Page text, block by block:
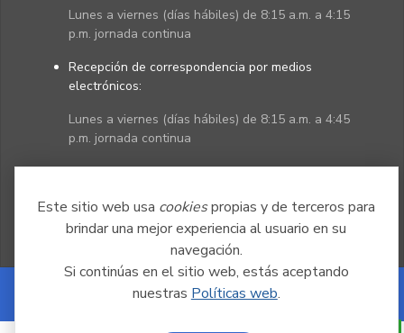
Este sitio web usa cookiespropias y de terceros para
brindar una mejor experiencia al usuario en su
navegación.
Si continúas en el sitio web, estás aceptando
nuestras Políticas web.
Lunes a viernes (días hábiles) de 8:15 a.m. a 4:15
p.m. jornada continua
Recepción de correspondencia por medios
electrónicos:
Lunes a viernes (días hábiles) de 8:15 a.m. a 4:45
p.m. jornada continua